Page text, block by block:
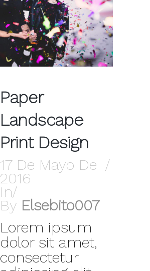
Paper
Landscape
Print Design
17 De Mayo De
2016
In
By Elsebito007
Lorem ipsum
dolor sit amet,
consectetur